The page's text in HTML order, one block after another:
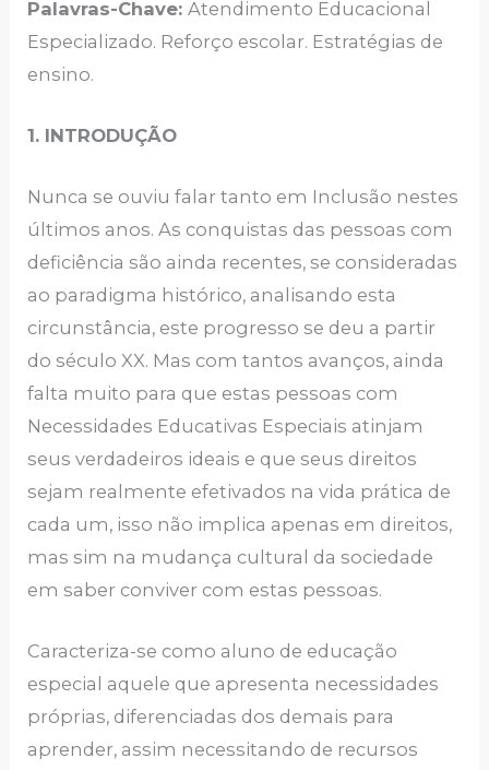
Palavras-Chave:Atendimento Educacional
Especializado. Reforço escolar. Estratégias de
ensino.
1. INTRODUÇÃO
Nunca se ouviu falar tanto em Inclusão nestes
últimos anos. As conquistas das pessoas com
deficiência são ainda recentes, se consideradas
ao paradigma histórico, analisando esta
circunstância, este progresso se deu a partir
do século XX. Mas com tantos avanços, ainda
falta muito para que estas pessoas com
Necessidades Educativas Especiais atinjam
seus verdadeiros ideais e que seus direitos
sejam realmente efetivados na vida prática de
cada um, isso não implica apenas em direitos,
mas sim na mudança cultural da sociedade
em saber conviver com estas pessoas.
Caracteriza-se como aluno de educação
especial aquele que apresenta necessidades
próprias, diferenciadas dos demais para
aprender, assim necessitando de recursos